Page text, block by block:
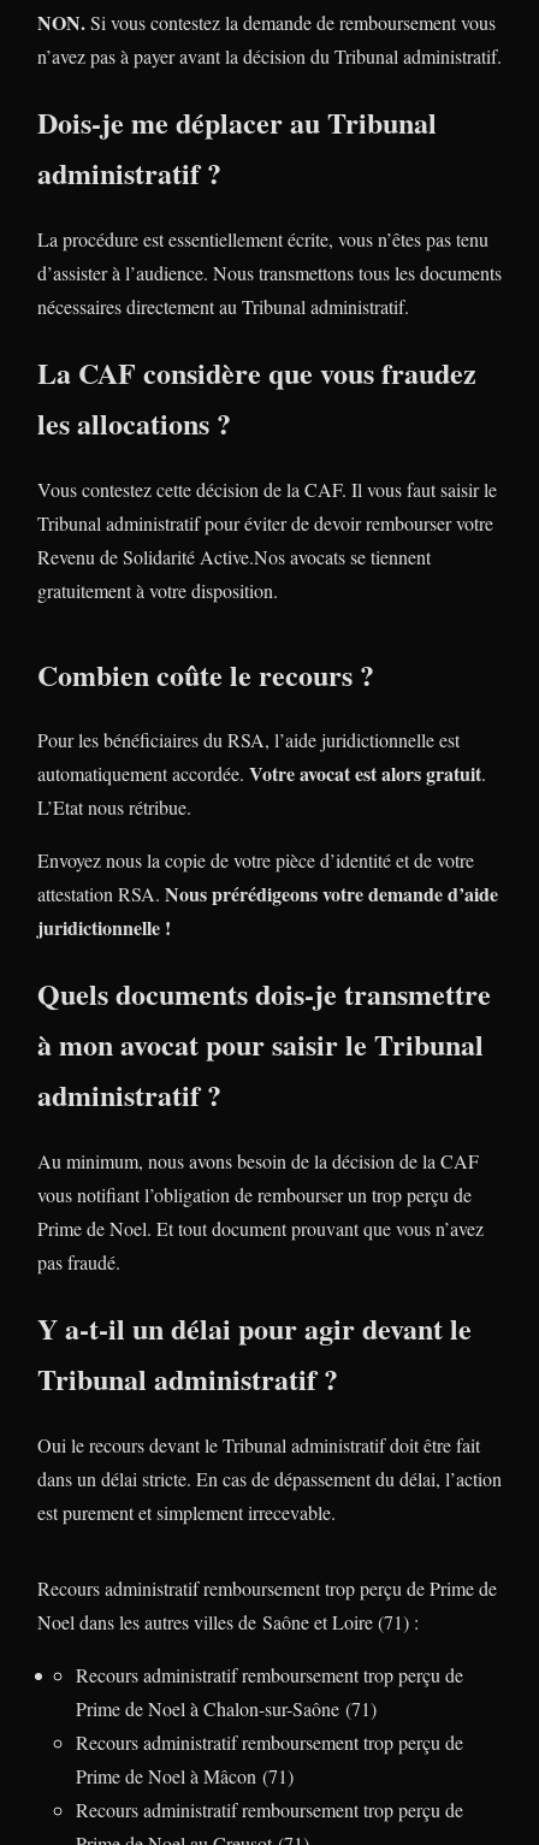
NON.Si vous contestez la demande de remboursement vous
n’avez pas à payer avant la décision du Tribunal administratif.
Dois-je me déplacer au Tribunal
administratif ?
La procédure est essentiellement écrite, vous n’êtes pas tenu
d’assister à l’audience. Nous transmettons tous les documents
nécessaires directement au Tribunal administratif.
La CAF considère que vous fraudez
les allocations ?
Vous contestez cette décision de la CAF. Il vous faut saisir le
Tribunal administratif pour éviter de devoir rembourser votre
Revenu de Solidarité Active.Nos avocats se tiennent
gratuitement à votre disposition.
Combien coûte le recours ?
Pour les bénéficiaires du RSA, l’aide juridictionnelle est
automatiquement accordée. Votre avocat est alors gratuit.
L’Etat nous rétribue.
Envoyez nous la copie de votre pièce d’identité et de votre
attestation RSA. Nous prérédigeons votre demande d’aide
juridictionnelle !
Quels documents dois-je transmettre
à mon avocat pour saisir le Tribunal
administratif ?
Au minimum, nous avons besoin de la décision de la CAF
vous notifiant l’obligation de rembourser un trop perçu de
Prime de Noel. Et tout document prouvant que vous n’avez
pas fraudé.
Y a-t-il un délai pour agir devant le
Tribunal administratif ?
Oui le recours devant le Tribunal administratif doit être fait
dans un délai stricte. En cas de dépassement du délai, l’action
est purement et simplement irrecevable.
Recours administratif remboursement trop perçu de Prime de
Noel dans les autres villes de Saône et Loire (71) :
Recours administratif remboursement trop perçu de
Prime de Noel à Chalon-sur-Saône (71)
Recours administratif remboursement trop perçu de
Prime de Noel à Mâcon (71)
Recours administratif remboursement trop perçu de